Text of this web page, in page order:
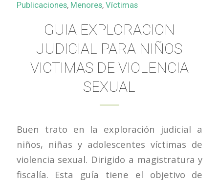
Publicaciones, Menores, Víctimas
GUIA EXPLORACION
JUDICIAL PARA NIÑOS
VICTIMAS DE VIOLENCIA
SEXUAL
Buen trato en la exploración judicial a
niños, niñas y adolescentes víctimas de
violencia sexual. Dirigido a magistratura y
fiscalía. Esta guía tiene el objetivo de